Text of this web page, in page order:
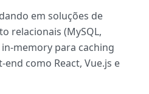
em soluções de
relacionais (MySQL,
memory para caching
end como React, Vue.js e